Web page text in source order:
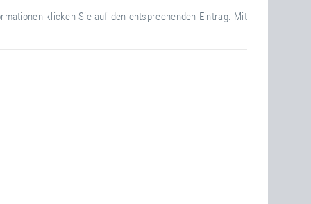
klicken Sie auf den entsprechenden Eintrag. Mit